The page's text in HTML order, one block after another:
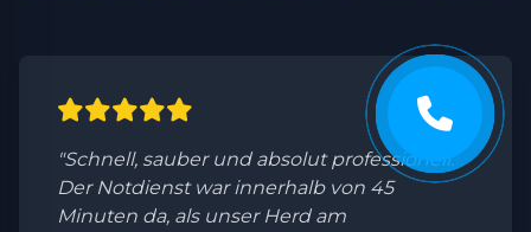
"Schnell, sauber und absolut professionell.
Der Notdienst war innerhalb von 45
Minuten da, als unser Herd am